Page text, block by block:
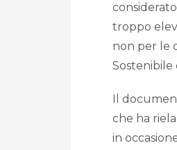
troppo
non per le
Sostenibile
Il
che ha
in